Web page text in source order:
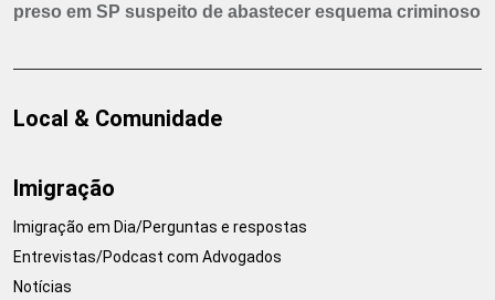
preso em SP suspeito de abastecer esquema criminoso
Local & Comunidade
Imigração
Imigração em Dia/Perguntas e respostas
Entrevistas/Podcast com Advogados
Notícias